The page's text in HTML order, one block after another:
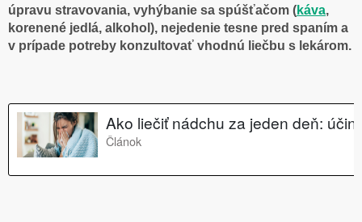
úpravu stravovania, vyhýbanie sa spúšťačom (káva,
korenené jedlá, alkohol), nejedenie tesne pred spaním a
v prípade potreby konzultovať vhodnú liečbu s lekárom.